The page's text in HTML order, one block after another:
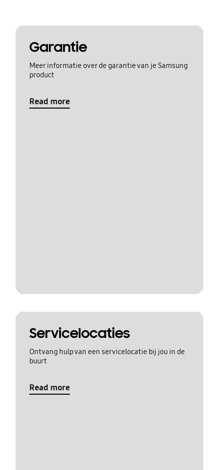
Garantie
Meer informatie over de garantie van je Samsung
product
Read more
Servicelocaties
Ontvang hulp van een servicelocatie bij jou in de
buurt
Read more